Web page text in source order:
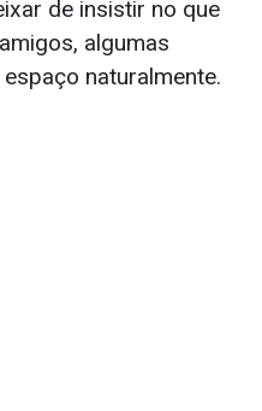
de insistir no que
algumas
naturalmente.